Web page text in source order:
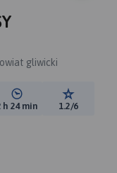
gliwicki
Średni czas potrzebny
h 24 min Ocena
1.2/6